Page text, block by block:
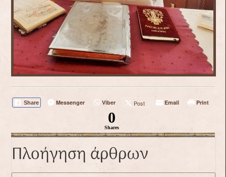
Share Messenger Viber Post Email Print
0
Shares
Πλοήγηση άρθρων